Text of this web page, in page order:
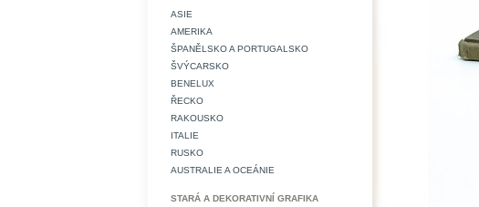
ASIE
AMERIKA
ŠPANĚLSKO A PORTUGALSKO
ŠVÝCARSKO
BENELUX
ŘECKO
RAKOUSKO
ITALIE
RUSKO
AUSTRALIE A OCEÁNIE
STARÁ A DEKORATIVNÍ GRAFIKA